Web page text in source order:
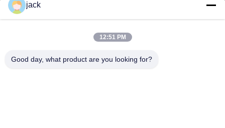
Foshan Zolim Technology Co., Ltd.
jack
12:51 PM
Good day, what product are you looking for?